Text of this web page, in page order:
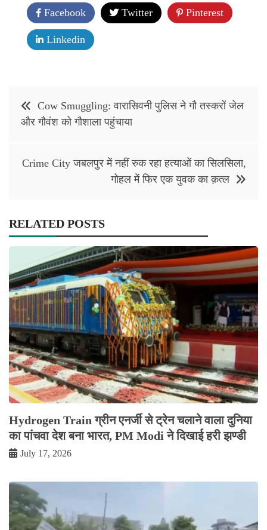
Facebook Twitter Pinterest
Linkedin
Post
navigation
Cow Smuggling: वारासिवनी पुलिस ने गौ तस्करों जेल
और गौवंश को गौशाला पहुंचाया
Crime City जबलपुर में नहीं रुक रहा हत्याओं का सिलसिला,
गोहल में फिर एक युवक का क़त्ल
RELATED POSTS
Hydrogen Train ग्रीन एनर्जी से ट्रेन चलाने वाला दुनिया
का पांचवा देश बना भारत, PM Modi ने दिखाई हरी झण्डी
July 17, 2026